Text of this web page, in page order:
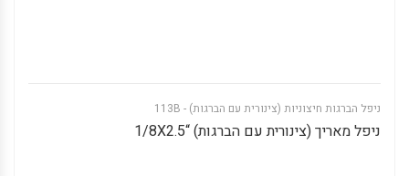
ניפל הברגות חיצוניות (צינורית עם הברגות) - 113B
ניפל מאריך (צינורית עם הברגות) “1/8X2.5